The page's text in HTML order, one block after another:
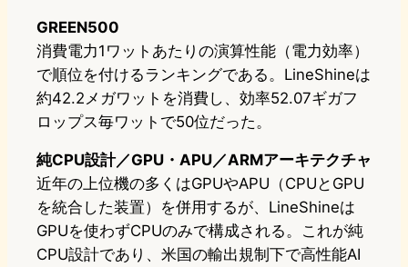
GREEN500
消費電力1ワットあたりの演算性能（電力効率）
で順位を付けるランキングである。LineShineは
約42.2メガワットを消費し、効率52.07ギガフ
ロップス毎ワットで50位だった。
純CPU設計／GPU・APU／ARMアーキテクチャ
近年の上位機の多くはGPUやAPU（CPUとGPU
を統合した装置）を併用するが、LineShineは
GPUを使わずCPUのみで構成される。これが純
CPU設計であり、米国の輸出規制下で高性能AI